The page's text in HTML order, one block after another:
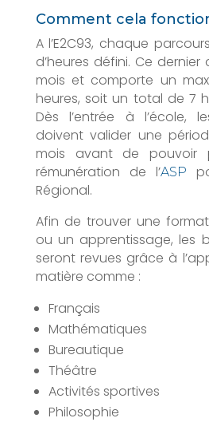
Comment cela
A l’E2C93, chaque
d’heures défini. Ce dernier
mois et comporte un
heures, soit un total de 7
Dès l’entrée à l’école,
doivent valider une
mois avant de pouvoir
rémunération de l’ASP
Régional.
Afin de trouver une
ou un apprentissage, les
seront revues grâce à
matière comme :
Français
Mathématiques
Bureautique
Théâtre
Activités sportives
Philosophie